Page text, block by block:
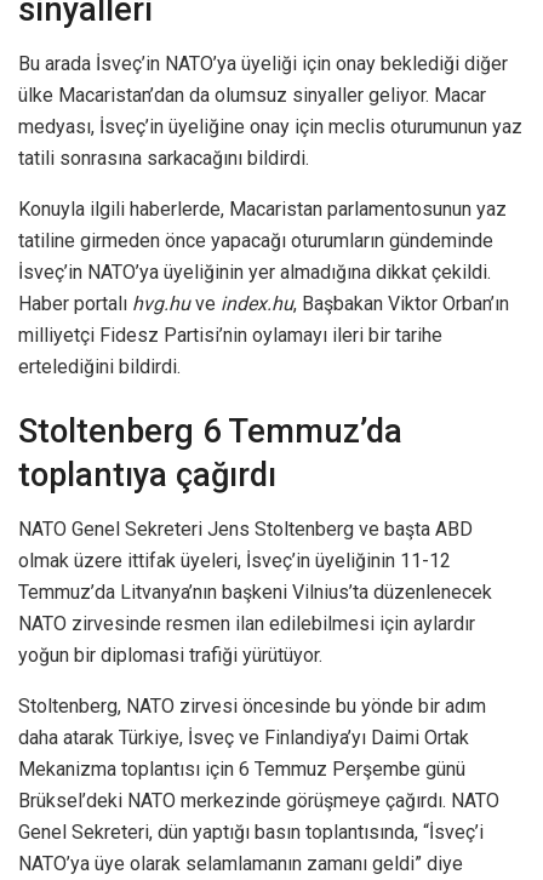
sinyalleri
Bu arada İsveç’in NATO’ya üyeliği için onay beklediği diğer
ülke Macaristan’dan da olumsuz sinyaller geliyor. Macar
medyası, İsveç’in üyeliğine onay için meclis oturumunun yaz
tatili sonrasına sarkacağını bildirdi.
Konuyla ilgili haberlerde, Macaristan parlamentosunun yaz
tatiline girmeden önce yapacağı oturumların gündeminde
İsveç’in NATO’ya üyeliğinin yer almadığına dikkat çekildi.
Haber portalı hvg.huve index.hu, Başbakan Viktor Orban’ın
milliyetçi Fidesz Partisi’nin oylamayı ileri bir tarihe
ertelediğini bildirdi.
Stoltenberg 6 Temmuz’da
toplantıya çağırdı
NATO Genel Sekreteri Jens Stoltenberg ve başta ABD
olmak üzere ittifak üyeleri, İsveç’in üyeliğinin 11-12
Temmuz’da Litvanya’nın başkeni Vilnius’ta düzenlenecek
NATO zirvesinde resmen ilan edilebilmesi için aylardır
yoğun bir diplomasi trafiği yürütüyor.
Stoltenberg, NATO zirvesi öncesinde bu yönde bir adım
daha atarak Türkiye, İsveç ve Finlandiya’yı Daimi Ortak
Mekanizma toplantısı için 6 Temmuz Perşembe günü
Brüksel’deki NATO merkezinde görüşmeye çağırdı. NATO
Genel Sekreteri, dün yaptığı basın toplantısında, “İsveç’i
NATO’ya üye olarak selamlamanın zamanı geldi” diye